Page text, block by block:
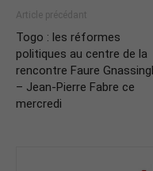
Article précédant
Togo : les réformes
politiques au centre de la
rencontre Faure
– Jean-Pierre Fabre ce
mercredi